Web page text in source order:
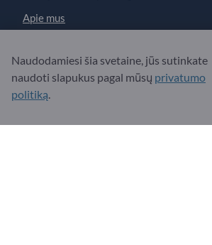
Apie mus
Exportpages International Network
Naudodamiesi šia svetaine, jūs sutinkate
naudoti slapukus pagal mūsų privatumo
politiką.